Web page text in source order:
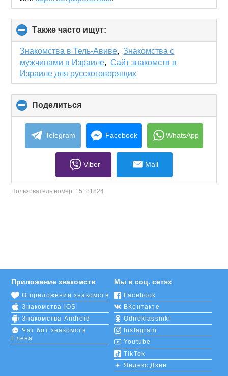
Также часто ищут:
to
collapse
contents
Знакомства в Тель-Авиве,Знакомства с
мужчинами в Израиле,Сайт знакомств в
Израиле для русскоговорящих
Поделиться
to
collapse
contents
Telegram Facebook WhatsApp
Viber Mail
Пользователь номер: 15181824
Приложение знакомств
О приложении знакомств
Знакомства iOS
Знакомства Android
Чат бот знакомств
Елена
Мы в соц. сетях
Facebook
ВКонтакте
Odnoklassniki
Instagram
Youtube
TikTok
Яндекс.Дзен